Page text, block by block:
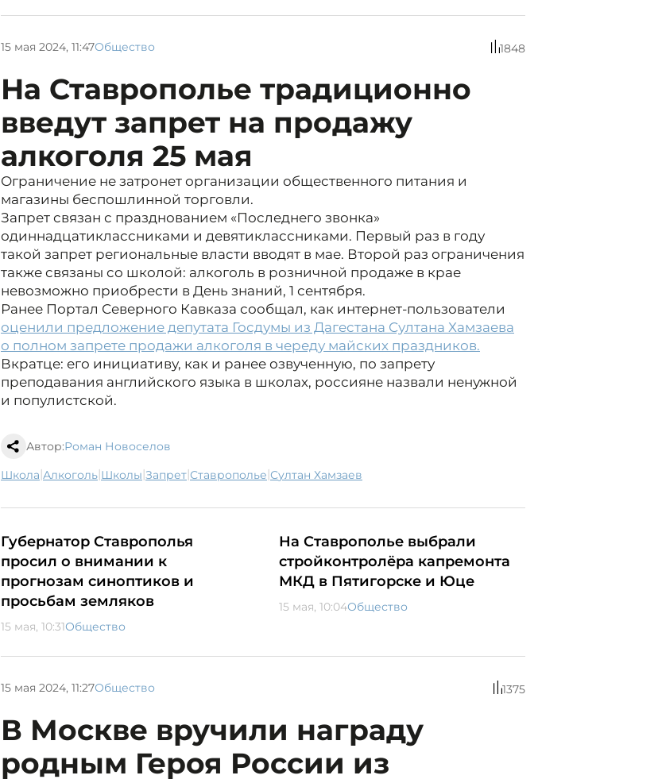
15 мая 2024, 11:47Общество 1848
На Ставрополье традиционно
введут запрет на продажу
алкоголя 25 мая
Ограничение не затронет организации общественного питания и
магазины беспошлинной торговли.
Запрет связан с празднованием «Последнего звонка»
одиннадцатиклассниками и девятиклассниками. Первый раз в году
такой запрет региональные власти вводят в мае. Второй раз ограничения
также связаны со школой: алкоголь в розничной продаже в крае
невозможно приобрести в День знаний, 1 сентября.
Ранее Портал Северного Кавказа сообщал, как интернет-пользователи
оценили предложение депутата Госдумы из Дагестана Султана Хамзаева
о полном запрете продажи алкоголя в череду майских праздников.
Вкратце: его инициативу, как и ранее озвученную, по запрету
преподавания английского языка в школах, россияне назвали ненужной
и популистской.
Автор:Роман Новоселов
школа| алкоголь| школы| запрет| Ставрополье| Султан Хамзаев
Губернатор Ставрополья
просил о внимании к
прогнозам синоптиков и
просьбам земляков
15 мая, 10:31Общество
На Ставрополье выбрали
стройконтролёра капремонта
МКД в Пятигорске и Юце
15 мая, 10:04Общество
15 мая 2024, 11:27Общество 1375
В Москве вручили награду
родным Героя России из